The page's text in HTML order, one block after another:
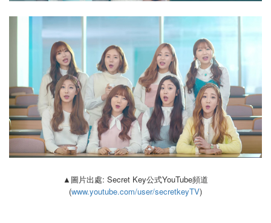
▲圖片出處: Secret Key公式YouTube頻道
(www.youtube.com/user/secretkeyTV)